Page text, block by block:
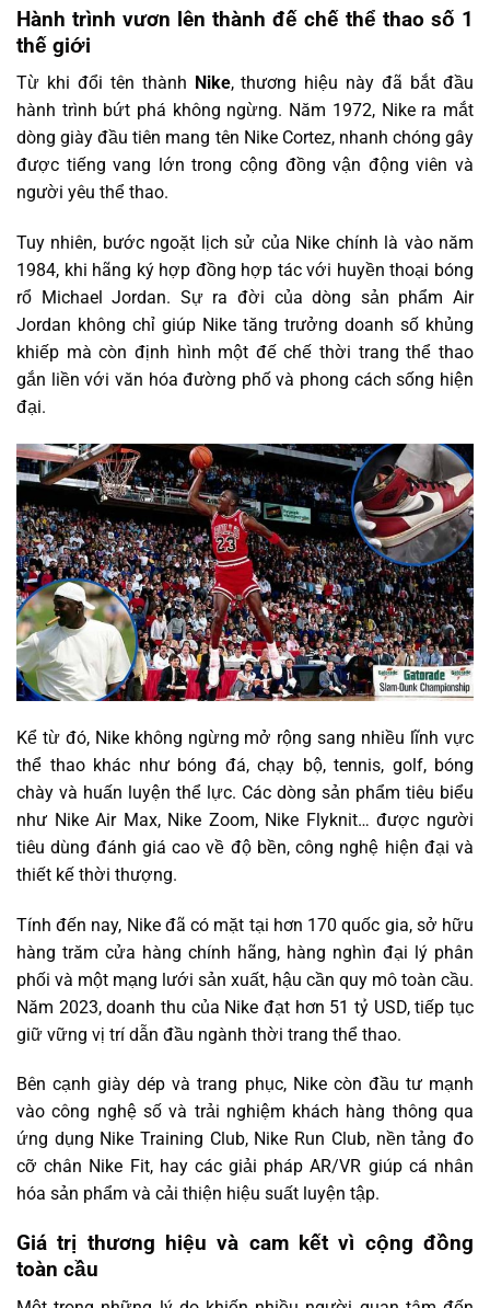
Hành trình vươn lên thành đế chế thể thao số 1
thế giới
Từ khi đổi tên thành Nike, thương hiệu này đã bắt đầu
hành trình bứt phá không ngừng. Năm 1972, Nike ra mắt
dòng giày đầu tiên mang tên Nike Cortez, nhanh chóng gây
được tiếng vang lớn trong cộng đồng vận động viên và
người yêu thể thao.
Tuy nhiên, bước ngoặt lịch sử của Nike chính là vào năm
1984, khi hãng ký hợp đồng hợp tác với huyền thoại bóng
rổ Michael Jordan. Sự ra đời của dòng sản phẩm Air
Jordan không chỉ giúp Nike tăng trưởng doanh số khủng
khiếp mà còn định hình một đế chế thời trang thể thao
gắn liền với văn hóa đường phố và phong cách sống hiện
đại.
Kể từ đó, Nike không ngừng mở rộng sang nhiều lĩnh vực
thể thao khác như bóng đá, chạy bộ, tennis, golf, bóng
chày và huấn luyện thể lực. Các dòng sản phẩm tiêu biểu
như Nike Air Max, Nike Zoom, Nike Flyknit… được người
tiêu dùng đánh giá cao về độ bền, công nghệ hiện đại và
thiết kế thời thượng.
Tính đến nay, Nike đã có mặt tại hơn 170 quốc gia, sở hữu
hàng trăm cửa hàng chính hãng, hàng nghìn đại lý phân
phối và một mạng lưới sản xuất, hậu cần quy mô toàn cầu.
Năm 2023, doanh thu của Nike đạt hơn 51 tỷ USD, tiếp tục
giữ vững vị trí dẫn đầu ngành thời trang thể thao.
Bên cạnh giày dép và trang phục, Nike còn đầu tư mạnh
vào công nghệ số và trải nghiệm khách hàng thông qua
ứng dụng Nike Training Club, Nike Run Club, nền tảng đo
cỡ chân Nike Fit, hay các giải pháp AR/VR giúp cá nhân
hóa sản phẩm và cải thiện hiệu suất luyện tập.
Giá trị thương hiệu và cam kết vì cộng đồng
toàn cầu